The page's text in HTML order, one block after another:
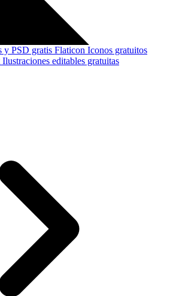
y PSD gratis Flaticon Iconos gratuitos
Ilustraciones editables gratuitas